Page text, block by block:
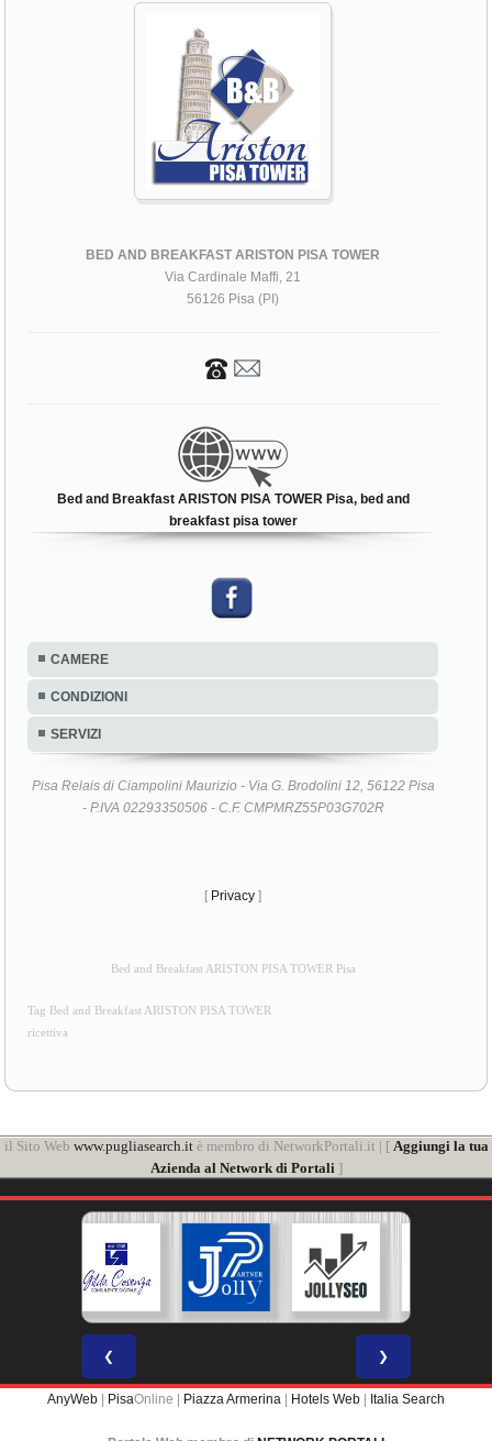
BED AND BREAKFAST ARISTON PISA TOWER
Via Cardinale Maffi, 21
56126 Pisa (PI)
Bed and Breakfast ARISTON PISA TOWER Pisa, bed and
breakfast pisa tower
CAMERE
CONDIZIONI
SERVIZI
Pisa Relais di Ciampolini Maurizio - Via G. Brodolini 12, 56122 Pisa
- P.IVA 02293350506 - C.F. CMPMRZ55P03G702R
[ Privacy ]
Bed and Breakfast ARISTON PISA TOWER Pisa
Tag Bed and Breakfast ARISTON PISA TOWER
ricettiva
il Sito Web www.pugliasearch.itè membro di NetworkPortali.it | [ Aggiungi la tua
Azienda al Network di Portali]
❮ ❯
AnyWeb PisaOnline | Piazza Armerina Hotels Web Italia Search